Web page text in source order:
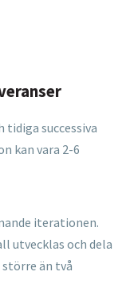
successiva
kan vara 2-6
iterationen.
utvecklas och dela
än två